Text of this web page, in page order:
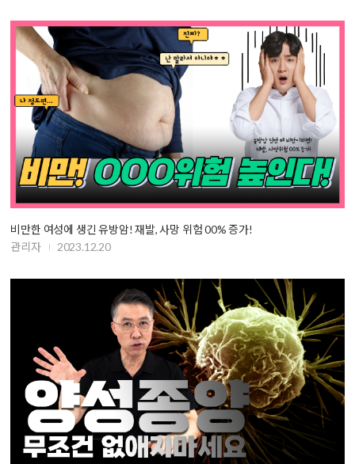
비만한 여성에 생긴 유방암! 재발, 사망 위험 00% 증가!
관리자
2023.12.20